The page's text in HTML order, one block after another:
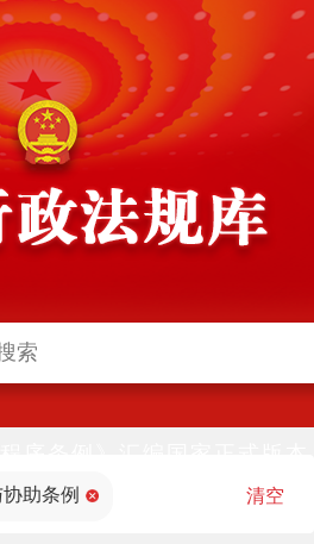
网)同步公布
助条例 清空